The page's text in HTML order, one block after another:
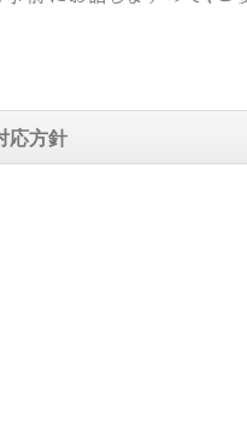
応方針